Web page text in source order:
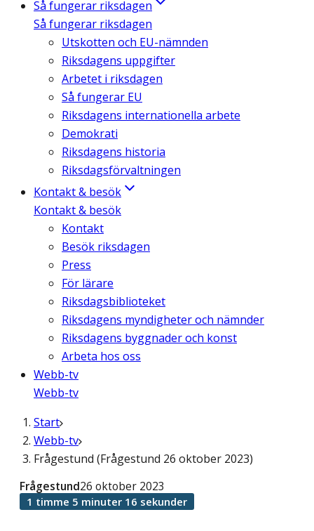
Så fungerar riksdagen
Så fungerar riksdagen
Utskotten och EU-nämnden
Riksdagens uppgifter
Arbetet i riksdagen
Så fungerar EU
Riksdagens internationella arbete
Demokrati
Riksdagens historia
Riksdagsförvaltningen
Kontakt & besök
Kontakt & besök
Kontakt
Besök riksdagen
Press
För lärare
Riksdagsbiblioteket
Riksdagens myndigheter och nämnder
Riksdagens byggnader och konst
Arbeta hos oss
Webb-tv
Webb-tv
Start
Webb-tv
Frågestund (Frågestund 26 oktober 2023)
Frågestund26 oktober 2023
1 timme 5 minuter 16 sekunder